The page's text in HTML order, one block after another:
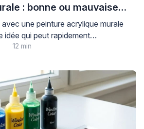
: bonne ou mauvaise
une peinture acrylique murale
idée qui peut rapidement
et l’esthétique de vos
comme le plâtre, n’offrent
la protection anticorrosion
métalliques, exposant ainsi
l’écaillage et à la […]
12 min